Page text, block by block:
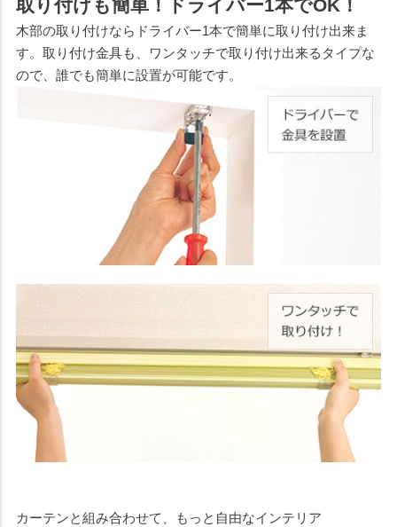
取り付けも簡単！ドライバー1本でOK！
木部の取り付けならドライバー1本で簡単に取り付け出来ま
す。取り付け金具も、ワンタッチで取り付け出来るタイプな
ので、誰でも簡単に設置が可能です。
カーテンと組み合わせて、もっと自由なインテリア